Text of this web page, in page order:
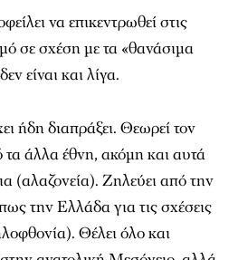
να επικεντρωθεί στις
σε σχέση με τα «θανάσιμα
είναι και λίγα.
ήδη διαπράξει. Θεωρεί τον
άλλα έθνη, ακόμη και αυτά
(αλαζονεία). Ζηλεύει από την
την Ελλάδα για τις σχέσεις
Θέλει όλο και